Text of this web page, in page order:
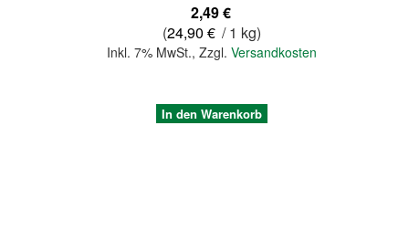
2,49 €
(24,90 € / 1 kg)
Inkl. 7% MwSt.,Zzgl.Versandkosten
In den Warenkorb